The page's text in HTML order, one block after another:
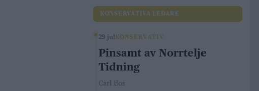
KONSERVATIVA LEDARE
29 jul KONSERVATIV
Pinsamt av Norrtelje
Tidning
Carl Eos